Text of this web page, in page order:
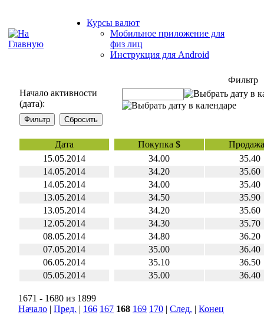
Курсы валют
Мобильное приложение для
физ лиц
Инструкция для Android
Фильтр
Начало активности
(дата):
Дата Покупка $
15.05.2014
34.00
35.40
14.05.2014
34.20
35.60
14.05.2014
34.00
35.40
13.05.2014
34.50
35.90
13.05.2014
34.20
35.60
12.05.2014
34.30
35.70
08.05.2014
34.80
36.20
07.05.2014
35.00
36.40
06.05.2014
35.10
36.50
05.05.2014
35.00 36.40
1671 - 1680 из 1899
Начало | Пред. | 166 167 168 169 170 | След. | Конец